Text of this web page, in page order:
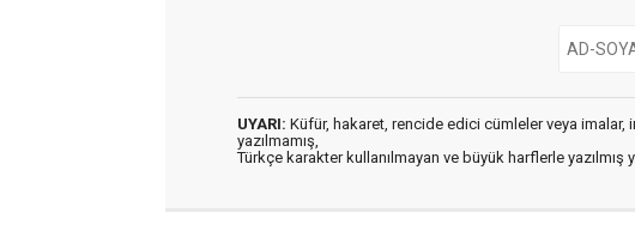
UYARI: Küfür, hakaret, rencide edici cümleler veya imalar,
yazılmamış,
Türkçe karakter kullanılmayan ve büyük harflerle yazılmış